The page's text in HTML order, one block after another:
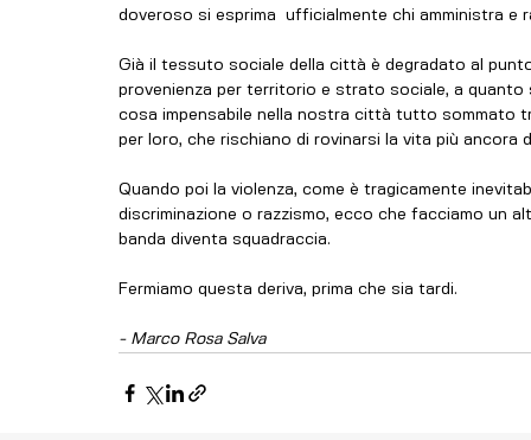
doveroso si esprima  ufficialmente chi amministra e
Già il tessuto sociale della città è degradato al
provenienza per territorio e strato sociale, a
cosa impensabile nella nostra città tutto sommato
per loro, che rischiano di rovinarsi la vita più ancora
Quando poi la violenza, come è tragicamente
discriminazione o razzismo, ecco che facciamo un
banda diventa squadraccia.
Fermiamo questa deriva, prima che sia tardi.
- Marco Rosa Salva